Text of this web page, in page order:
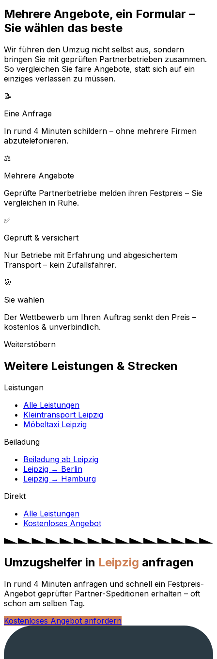
Mehrere Angebote, ein Formular –
Sie wählen das beste
Wir führen den Umzug nicht selbst aus, sondern
bringen Sie mit geprüften Partnerbetrieben zusammen.
So vergleichen Sie faire Angebote, statt sich auf ein
einziges verlassen zu müssen.
📝
Eine Anfrage
In rund 4 Minuten schildern – ohne mehrere Firmen
abzutelefonieren.
⚖️
Mehrere Angebote
Geprüfte Partnerbetriebe melden ihren Festpreis – Sie
vergleichen in Ruhe.
✅
Geprüft & versichert
Nur Betriebe mit Erfahrung und abgesichertem
Transport – kein Zufallsfahrer.
🎯
Sie wählen
Der Wettbewerb um Ihren Auftrag senkt den Preis –
kostenlos & unverbindlich.
Weiterstöbern
Weitere Leistungen & Strecken
Leistungen
Alle Leistungen
Kleintransport Leipzig
Möbeltaxi Leipzig
Beiladung
Beiladung ab Leipzig
Leipzig → Berlin
Leipzig → Hamburg
Direkt
Alle Leistungen
Kostenloses Angebot
Umzugshelfer in Leipzig anfragen
In rund 4 Minuten anfragen und schnell ein Festpreis-
Angebot geprüfter Partner-Speditionen erhalten – oft
schon am selben Tag.
Kostenloses Angebot anfordern